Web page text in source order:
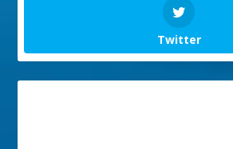
Twitter